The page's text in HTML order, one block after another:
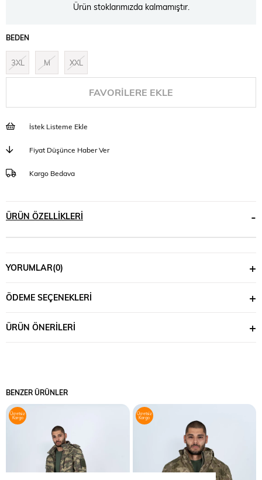
Ürün stoklarımızda kalmamıştır.
BEDEN
3XL M XXL
FAVORILERE EKLE
İstek Listeme Ekle
Fiyat Düşünce Haber Ver
Kargo Bedava
ÜRÜN ÖZELLIKLERI
YORUMLAR(0)
ÖDEME SEÇENEKLERI
ÜRÜN ÖNERILERI
BENZER ÜRÜNLER
Ücretsiz
Kargo
Ücretsiz
Kargo